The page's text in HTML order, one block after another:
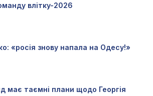
влітку-2026
«росія знову напала на Одесу!»
має таємні плани щодо Георгія